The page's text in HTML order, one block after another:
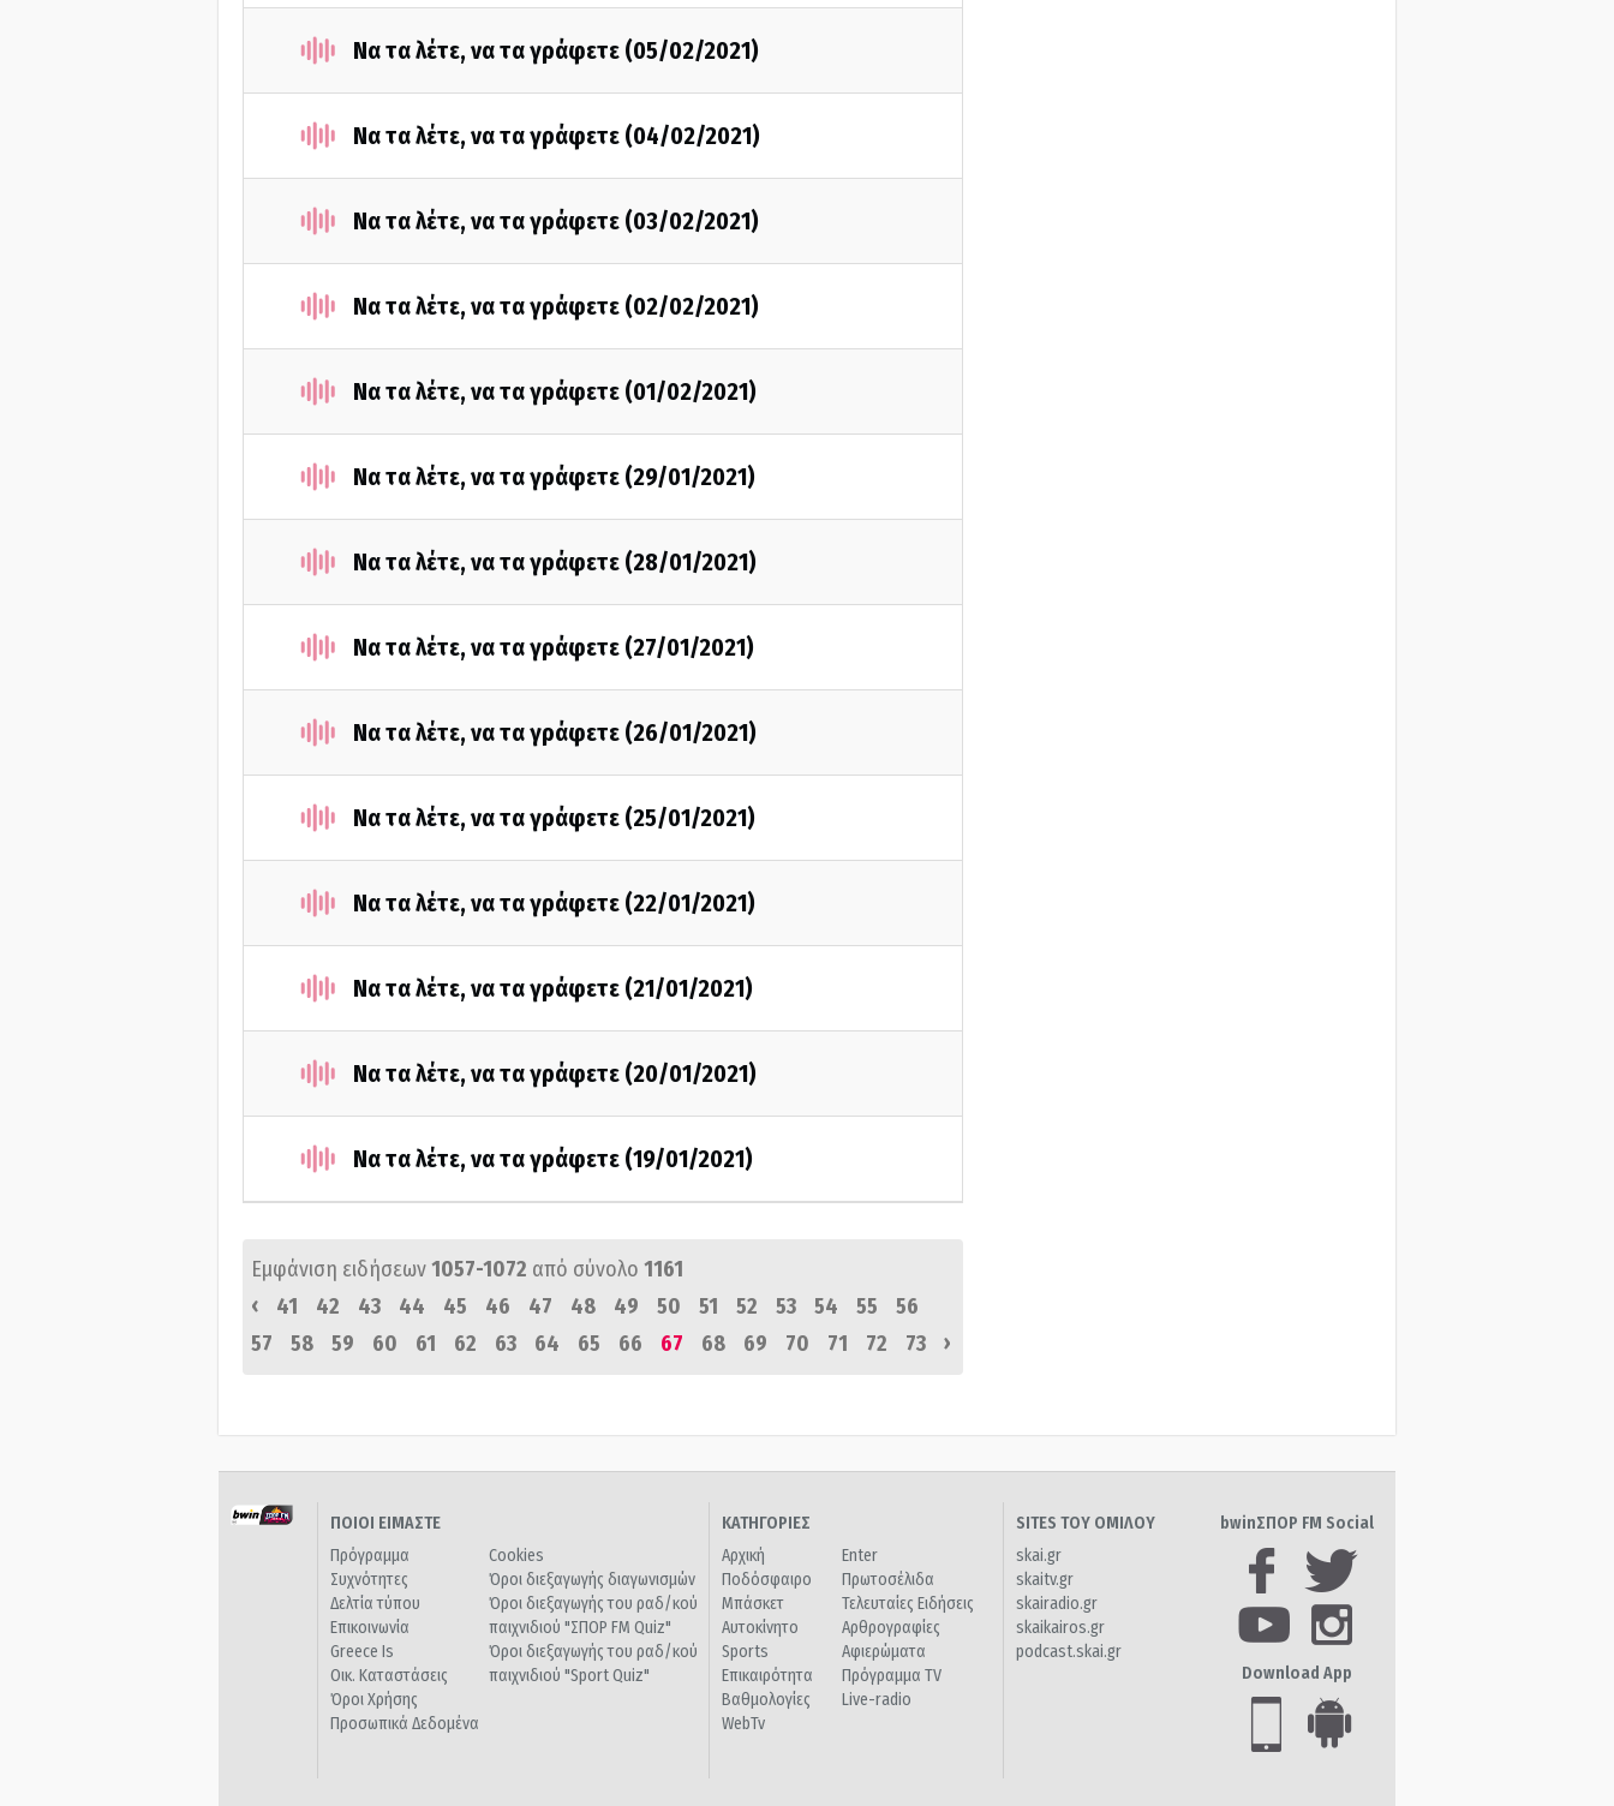
Να τα λέτε, να τα γράφετε (05/02/2021)
Να τα λέτε, να τα γράφετε (04/02/2021)
Να τα λέτε, να τα γράφετε (03/02/2021)
Να τα λέτε, να τα γράφετε (02/02/2021)
Να τα λέτε, να τα γράφετε (01/02/2021)
Να τα λέτε, να τα γράφετε (29/01/2021)
Να τα λέτε, να τα γράφετε (28/01/2021)
Να τα λέτε, να τα γράφετε (27/01/2021)
Να τα λέτε, να τα γράφετε (26/01/2021)
Να τα λέτε, να τα γράφετε (25/01/2021)
Να τα λέτε, να τα γράφετε (22/01/2021)
Να τα λέτε, να τα γράφετε (21/01/2021)
Να τα λέτε, να τα γράφετε (20/01/2021)
Να τα λέτε, να τα γράφετε (19/01/2021)
Εμφάνιση ειδήσεων1057-1072 από σύνολο 1161
‹
41 42 43 44 45 46 47 48 49 50 51 52 53 54 55
56
57
58 59 60 61 62 63 64 65 66 67 68 69 70 71 72 73 ›
ΠΟΙΟΙ ΕΙΜΑΣΤΕ
Πρόγραμμα
Συχνότητες
Δελτία τύπου
Επικοινωνία
Greece Is
Οικ. Καταστάσεις
Όροι Χρήσης
Προσωπικά Δεδομένα
Cookies
Όροι διεξαγωγής διαγωνισμών
Όροι διεξαγωγής του ραδ/κού
παιχνιδιού "ΣΠΟΡ FM Quiz"
Όροι διεξαγωγής του ραδ/κού
παιχνιδιού "Sport Quiz"
ΚΑΤΗΓΟΡΙΕΣ
Αρχική
Ποδόσφαιρο
Μπάσκετ
Αυτοκίνητο
Sports
Επικαιρότητα
Βαθμολογίες
WebTv
Enter
Πρωτοσέλιδα
Τελευταίες Ειδήσεις
Αρθρογραφίες
Αφιερώματα
Πρόγραμμα TV
Live-radio
SITES ΤΟΥ ΟΜΙΛΟΥ
skai.gr
skaitv.gr
skairadio.gr
skaikairos.gr
podcast.skai.gr
bwinΣΠΟΡ FM Social
Download App